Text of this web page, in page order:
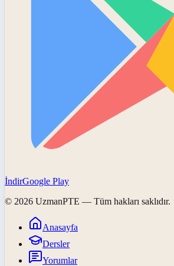
İndirGoogle Play
© 2026 UzmanPTE — Tüm hakları saklıdır.
Anasayfa
Dersler
Yorumlar